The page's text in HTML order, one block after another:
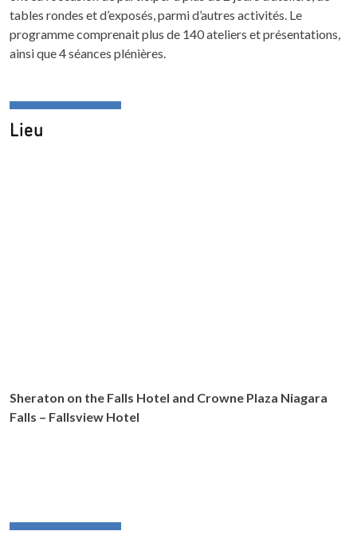
tables rondes et d’exposés, parmi d’autres activités. Le
programme comprenait plus de 140 ateliers et présentations,
ainsi que 4 séances plénières.
Lieu
Sheraton on the Falls Hotel and Crowne Plaza Niagara
Falls – Fallsview Hotel